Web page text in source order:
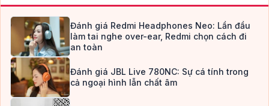
Đánh giá Redmi Headphones Neo: Lần đầu
làm tai nghe over-ear, Redmi chọn cách đi
an toàn
Đánh giá JBL Live 780NC: Sự cá tính trong
cả ngoại hình lẫn chất âm